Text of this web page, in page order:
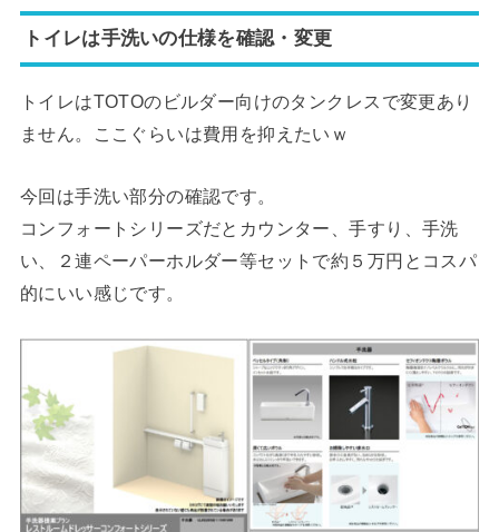
トイレは手洗いの仕様を確認・変更
トイレはTOTOのビルダー向けのタンクレスで変更あり
ません。ここぐらいは費用を抑えたいｗ
今回は手洗い部分の確認です。
コンフォートシリーズだとカウンター、手すり、手洗
い、２連ペーパーホルダー等セットで約５万円とコスパ
的にいい感じです。